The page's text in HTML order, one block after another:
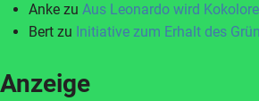
Anke zu Aus Leonardo wird
Bert zu Initiative zum Erhalt des
Anzeige